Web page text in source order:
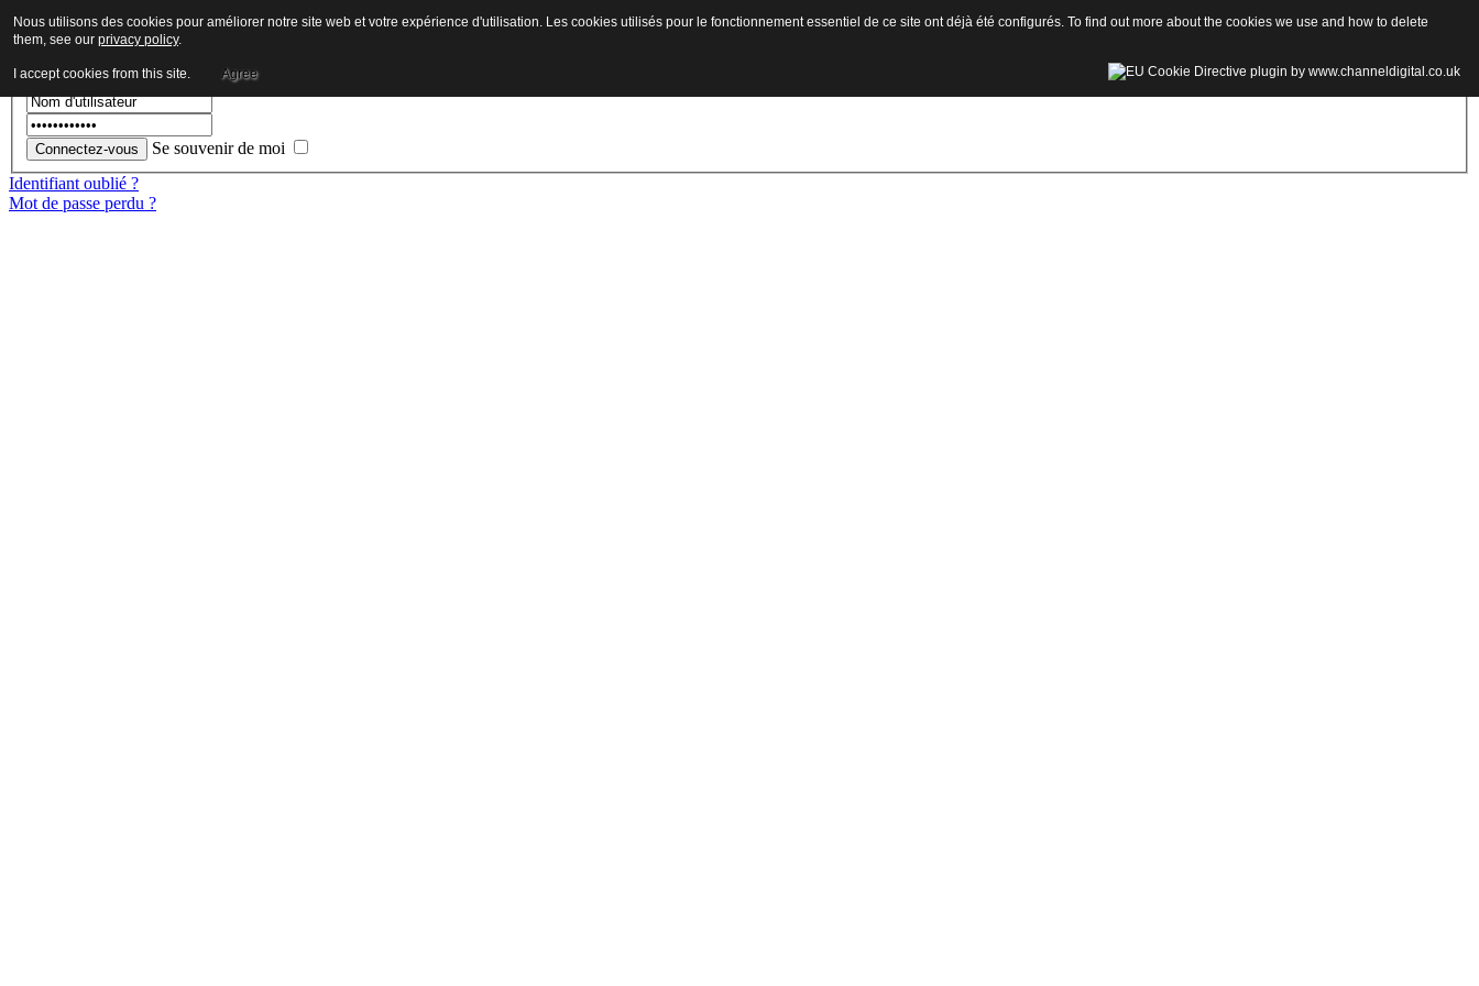
Je suis déjà enregistré
Se souvenir de moi
Identifiant oublié ?
Mot de passe perdu ?
Nous utilisons des cookies pour améliorer notre site web et votre expérience d'utilisation. Les cookies utilisés pour le fonctionnement essentiel de ce site ont déjà été configurés. To find out more about the cookies we use and how to delete
them, see our privacy policy.
I accept cookies from this site. Agree